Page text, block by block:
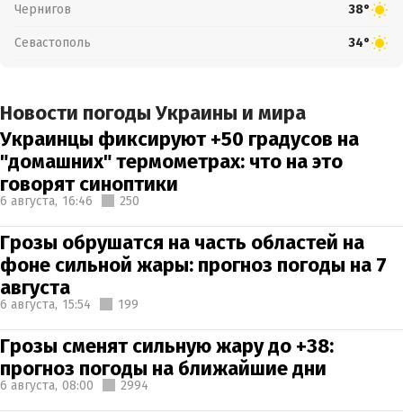
Чернигов 38°
Севастополь 34°
Новости погоды Украины и мира
Украинцы фиксируют +50 градусов на
"домашних" термометрах: что на это
говорят синоптики
6 августа, 16:46 250
Грозы обрушатся на часть областей на
фоне сильной жары: прогноз погоды на 7
августа
6 августа, 15:54 199
Грозы сменят сильную жару до +38:
прогноз погоды на ближайшие дни
6 августа, 08:00 2994